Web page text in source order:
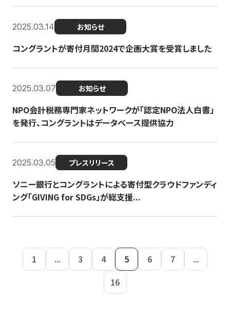
2025.03.14 お知らせ
コングラントが寄付月間2024で企画大賞を受賞しました
2025.03.07 お知らせ
NPO会計税務専門家ネットワークが「認定NPO法人白書」
を発行、コングラントはデータベース提供協力
2025.03.05 プレスリリース
ソニー銀行とコングラントによる寄付型クラウドファンディ
ング「GIVING for SDGs」が総支援...
1 ... 3 4 5 6 7
...
16